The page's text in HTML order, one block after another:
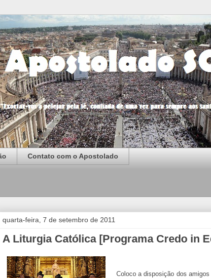
Contato com o Apostolado
quarta-feira, 7 de setembro de 2011
A Liturgia Católica [Programa Credo in
Coloco a disposição dos